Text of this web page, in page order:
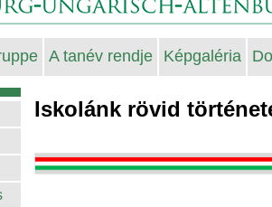
A tanév rendje Képgaléria
Iskolánk rövid